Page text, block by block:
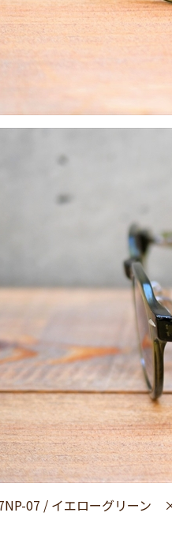
07 / イエローグリーン